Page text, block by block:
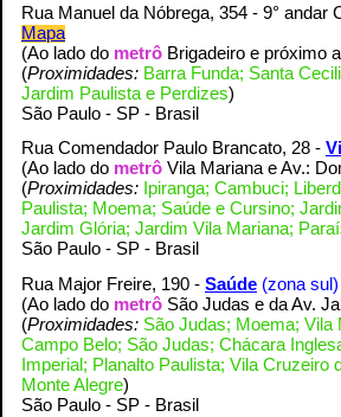
Rua Manuel da Nóbrega, 354 - 9° andar
Mapa
(Ao lado do metrô Brigadeiro e próximo
(Proximidades: Barra Funda; Santa
Jardim Paulista e Perdizes)
São Paulo - SP - Brasil
Rua Comendador Paulo Brancato, 28 -
(Ao lado do metrô Vila Mariana e Av.:
(Proximidades: Ipiranga; Cambuci;
Paulista; Moema; Saúde e Cursino;
Jardim Glória; Jardim Vila Mariana;
São Paulo - SP - Brasil
Rua Major Freire, 190 - Saúde (zona sul)
(Ao lado do metrô São Judas e da Av.
(Proximidades: São Judas; Moema; Vila
Campo Belo; São Judas; Chácara
Imperial; Planalto Paulista; Vila Cruzeiro
Monte Alegre)
São Paulo - SP - Brasil